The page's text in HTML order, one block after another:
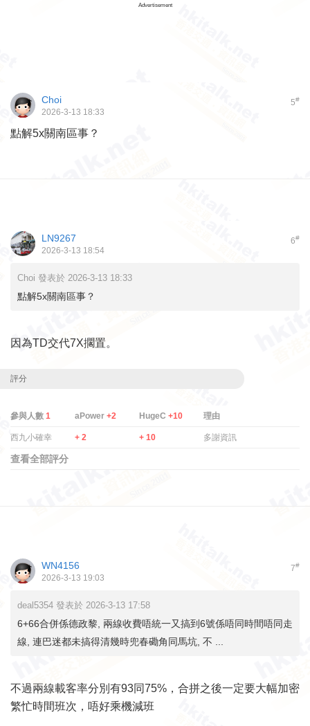
Advertisement
5#
Choi
2026-3-13 18:33
點解5x關南區事？
6#
LN9267
2026-3-13 18:54
Choi 發表於 2026-3-13 18:33
點解5x關南區事？
因為TD交代7X擱置。
評分
參與人數 1 aPower +2 HugeC +10 理由
西九小確幸 + 2 + 10 多謝資訊
查看全部評分
7#
WN4156
2026-3-13 19:03
deal5354 發表於 2026-3-13 17:58
6+66合併係德政黎, 兩線收費唔統一又搞到6號係唔同時間唔同走
線, 連巴迷都未搞得清幾時兜春磡角同馬坑, 不 ...
不過兩線載客率分別有93同75%，合拼之後一定要大幅加密
繁忙時間班次，唔好乘機減班